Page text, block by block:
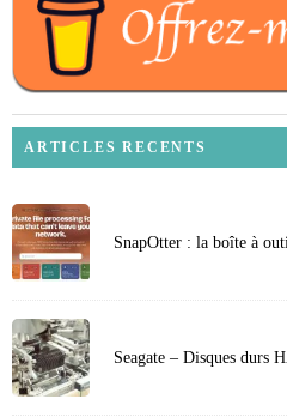
ARTICLES RECENTS
SnapOtter : la boîte à
Seagate – Disques durs